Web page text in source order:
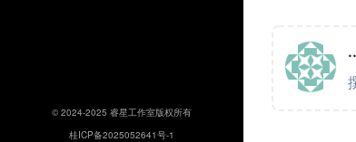
© 2024-2025 睿星工作室版权所有
桂ICP备2025052641号-1